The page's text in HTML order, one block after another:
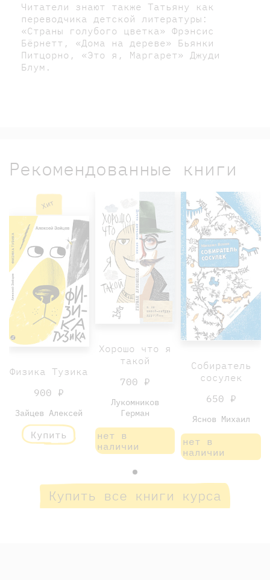
Читатели знают также Татьяну как
переводчика детской литературы:
«Страны голубого цветка» Фрэнсис
Бёрнетт, «Дома на дереве» Бьянки
Питцорно, «Это я, Маргарет» Джуди
Блум.
Рекомендованные книги
Хит
Физика Тузика
900 ₽
Зайцев Алексей
Купить
Хорошо что я
такой
700 ₽
Лукомников
Герман
нет в
наличии
Собиратель
сосулек
650 ₽
Яснов Михаил
нет в
наличии
Купить все книги курса